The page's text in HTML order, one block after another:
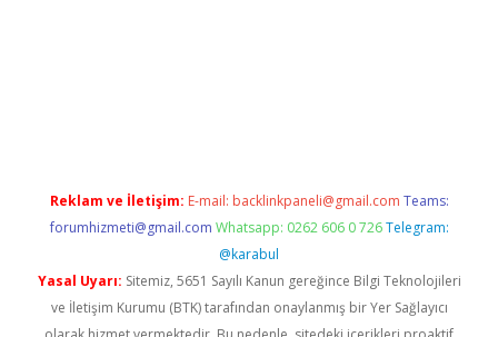
Reklam ve İletişim: E-mail: backlinkpaneli@gmail.com Teams:
forumhizmeti@gmail.com Whatsapp: 0262 606 0 726 Telegram:
@karabul
Yasal Uyarı: Sitemiz, 5651 Sayılı Kanun gereğince Bilgi Teknolojileri
ve İletişim Kurumu (BTK) tarafından onaylanmış bir Yer Sağlayıcı